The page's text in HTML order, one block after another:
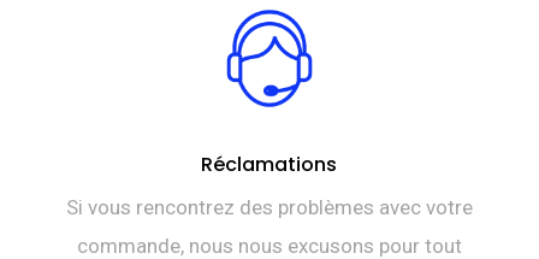
Réclamations
Si vous rencontrez des problèmes avec votre
commande, nous nous excusons pour tout